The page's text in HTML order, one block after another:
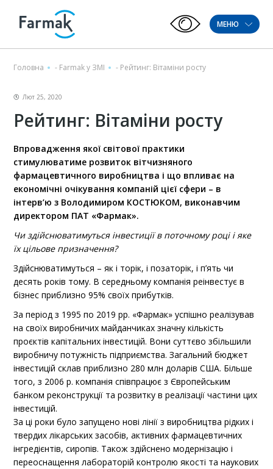
МЕНЮ
Головна - Farmak у ЗМІ - Рейтинг: Вітаміни росту
Лют 25, 2020
Рейтинг: Вітаміни росту
Впровадження якої світової практики
стимулюватиме розвиток вітчизняного
фармацевтичного виробництва і що впливає на
економічні очікування компаній цієї сфери – в
інтерв’ю з Володимиром КОСТЮКОМ, виконавчим
директором ПАТ «Фармак».
Чи здійснюватимуться інвестиції в поточному році і яке
їх цільове призначення?
Здійснюватимуться – як і торік, і позаторік, і п’ять чи
десять років тому. В середньому компанія реінвестує в
бізнес приблизно 95% своїх прибутків.
За період з 1995 по 2019 рр. «Фармак» успішно реалізував
на своїх виробничих майданчиках значну кількість
проєктів капітальних інвестицій. Вони суттєво збільшили
виробничу потужність підприємства. Загальний бюджет
інвестицій склав приблизно 280 млн доларів США. Більше
того, з 2006 р. компанія співпрацює з Європейським
банком реконструкції та розвитку в реалізації частини цих
інвестицій.
За ці роки було запущено нові лінії з виробництва рідких і
твердих лікарських засобів, активних фармацевтичних
інгредієнтів, сиропів. Також здійснено модернізацію і
переоснащення лабораторій контролю якості та наукових